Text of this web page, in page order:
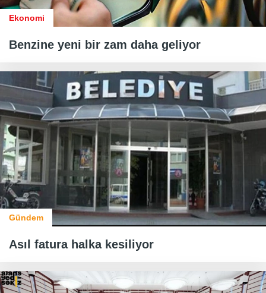
Ekonomi
Benzine yeni bir zam daha geliyor
Gündem
Asıl fatura halka kesiliyor